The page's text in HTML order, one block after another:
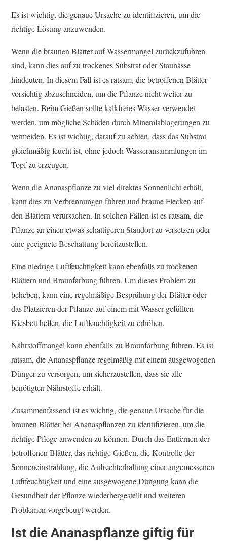
Es ist wichtig, die genaue Ursache zu identifizieren, um die
richtige Lösung anzuwenden.
Wenn die braunen Blätter auf Wassermangel zurückzuführen
sind, kann dies auf zu trockenes Substrat oder Staunässe
hindeuten. In diesem Fall ist es ratsam, die betroffenen Blätter
vorsichtig abzuschneiden, um die Pflanze nicht weiter zu
belasten. Beim Gießen sollte kalkfreies Wasser verwendet
werden, um mögliche Schäden durch Mineralablagerungen zu
vermeiden. Es ist wichtig, darauf zu achten, dass das Substrat
gleichmäßig feucht ist, ohne jedoch Wasseransammlungen im
Topf zu erzeugen.
Wenn die Ananaspflanze zu viel direktes Sonnenlicht erhält,
kann dies zu Verbrennungen führen und braune Flecken auf
den Blättern verursachen. In solchen Fällen ist es ratsam, die
Pflanze an einen etwas schattigeren Standort zu versetzen oder
eine geeignete Beschattung bereitzustellen.
Eine niedrige Luftfeuchtigkeit kann ebenfalls zu trockenen
Blättern und Braunfärbung führen. Um dieses Problem zu
beheben, kann eine regelmäßige Besprühung der Blätter oder
das Platzieren der Pflanze auf einem mit Wasser gefüllten
Kiesbett helfen, die Luftfeuchtigkeit zu erhöhen.
Nährstoffmangel kann ebenfalls zu Braunfärbung führen. Es ist
ratsam, die Ananaspflanze regelmäßig mit einem ausgewogenen
Dünger zu versorgen, um sicherzustellen, dass sie alle
benötigten Nährstoffe erhält.
Zusammenfassend ist es wichtig, die genaue Ursache für die
braunen Blätter bei Ananaspflanzen zu identifizieren, um die
richtige Pflege anwenden zu können. Durch das Entfernen der
betroffenen Blätter, das richtige Gießen, die Kontrolle der
Sonneneinstrahlung, die Aufrechterhaltung einer angemessenen
Luftfeuchtigkeit und eine ausgewogene Düngung kann die
Gesundheit der Pflanze wiederhergestellt und weiteren
Problemen vorgebeugt werden.
Ist die Ananaspflanze giftig für